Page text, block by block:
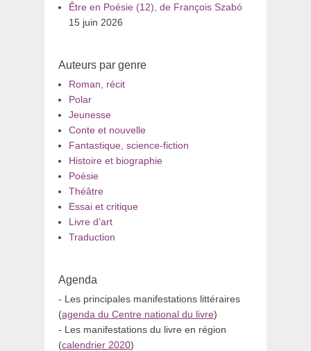
Être en Poésie (12), de François Szabó
15 juin 2026
Auteurs par genre
Roman, récit
Polar
Jeunesse
Conte et nouvelle
Fantastique, science-fiction
Histoire et biographie
Poésie
Théâtre
Essai et critique
Livre d’art
Traduction
Agenda
- Les principales manifestations littéraires
(agenda du Centre national du livre)
- Les manifestations du livre en région
(calendrier 2020)